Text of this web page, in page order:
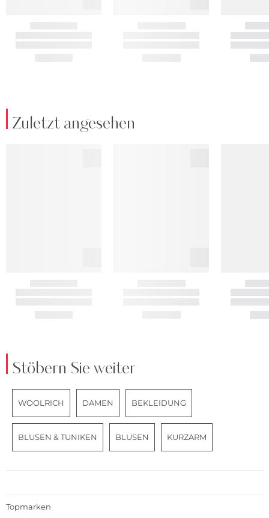
Zuletzt angesehen
Stöbern Sie weiter
WOOLRICH DAMEN BEKLEIDUNG
BLUSEN & TUNIKEN BLUSEN KURZARM
Topmarken